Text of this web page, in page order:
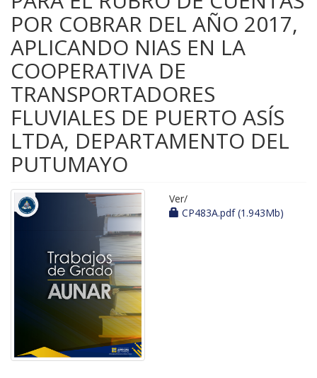
POR COBRAR DEL AÑO 2017,
APLICANDO NIAS EN LA
COOPERATIVA DE
TRANSPORTADORES
FLUVIALES DE PUERTO ASÍS
LTDA, DEPARTAMENTO DEL
PUTUMAYO
Ver/
CP483A.pdf (1.943Mb)